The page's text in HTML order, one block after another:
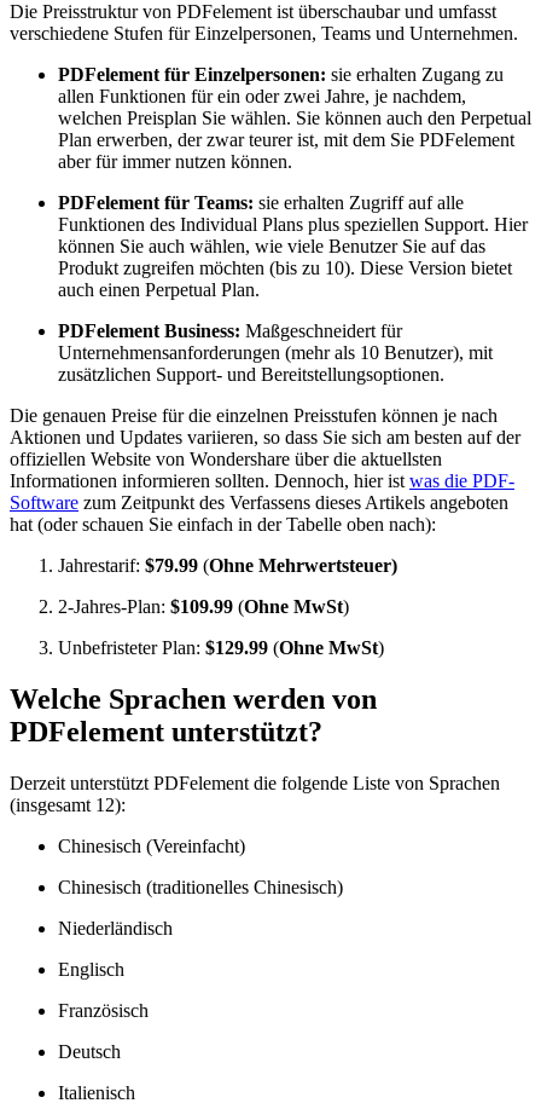
Die Preisstruktur von PDFelement ist überschaubar und umfasst
verschiedene Stufen für Einzelpersonen, Teams und Unternehmen.
PDFelement für Einzelpersonen: sie erhalten Zugang zu
allen Funktionen für ein oder zwei Jahre, je nachdem,
welchen Preisplan Sie wählen. Sie können auch den Perpetual
Plan erwerben, der zwar teurer ist, mit dem Sie PDFelement
aber für immer nutzen können.
PDFelement für Teams: sie erhalten Zugriff auf alle
Funktionen des Individual Plans plus speziellen Support. Hier
können Sie auch wählen, wie viele Benutzer Sie auf das
Produkt zugreifen möchten (bis zu 10). Diese Version bietet
auch einen Perpetual Plan.
PDFelement Business: Maßgeschneidert für
Unternehmensanforderungen (mehr als 10 Benutzer), mit
zusätzlichen Support- und Bereitstellungsoptionen.
Die genauen Preise für die einzelnen Preisstufen können je nach
Aktionen und Updates variieren, so dass Sie sich am besten auf der
offiziellen Website von Wondershare über die aktuellsten
Informationen informieren sollten. Dennoch, hier ist was die PDF-
Software zum Zeitpunkt des Verfassens dieses Artikels angeboten
hat (oder schauen Sie einfach in der Tabelle oben nach):
Jahrestarif: $79.99 (Ohne Mehrwertsteuer)
2-Jahres-Plan: $109.99 (Ohne MwSt)
Unbefristeter Plan: $129.99 (Ohne MwSt)
Welche Sprachen werden von
PDFelement unterstützt?
Derzeit unterstützt PDFelement die folgende Liste von Sprachen
(insgesamt 12):
Chinesisch (Vereinfacht)
Chinesisch (traditionelles Chinesisch)
Niederländisch
Englisch
Französisch
Deutsch
Italienisch